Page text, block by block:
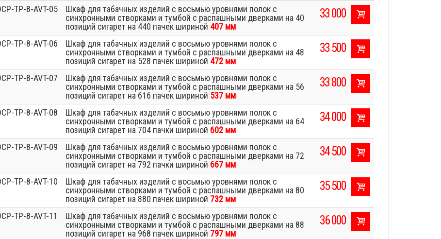
TP-8-AVT-05
Шкаф для табачных изделий с восьмью уровнями полок с
синхронными створками и тумбой с распашными дверками на 40
позиций сигарет на 440 пачек шириной 407 мм
33 000
TP-8-AVT-06
Шкаф для табачных изделий с восьмью уровнями полок с
синхронными створками и тумбой с распашными дверками на 48
позиций сигарет на 528 пачек шириной 472 мм
33 500
TP-8-AVT-07
Шкаф для табачных изделий с восьмью уровнями полок с
синхронными створками и тумбой с распашными дверками на 56
позиций сигарет на 616 пачек шириной 537 мм
33 800
TP-8-AVT-08
Шкаф для табачных изделий с восьмью уровнями полок с
синхронными створками и тумбой с распашными дверками на 64
позиций сигарет на 704 пачки шириной 602 мм
34 000
TP-8-AVT-09
Шкаф для табачных изделий с восьмью уровнями полок с
синхронными створками и тумбой с распашными дверками на 72
позиций сигарет на 792 пачки шириной 667 мм
34 500
TP-8-AVT-10
Шкаф для табачных изделий с восьмью уровнями полок с
синхронными створками и тумбой с распашными дверками на 80
позиций сигарет на 880 пачек шириной 732 мм
35 500
TP-8-AVT-11
Шкаф для табачных изделий с восьмью уровнями полок с
синхронными створками и тумбой с распашными дверками на 88
позиций сигарет на 968 пачек шириной 797 мм
36 000